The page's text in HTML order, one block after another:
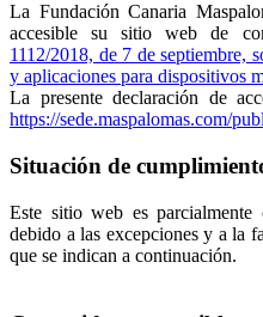
La Fundación Canaria
accesible su sitio web de
1112/2018, de 7 de septiembre,
y aplicaciones para dispositivos
La presente declaración de
https://sede.maspalomas.com/
Situación de
Este sitio web es
debido a las excepciones y a la
que se indican a continuación.